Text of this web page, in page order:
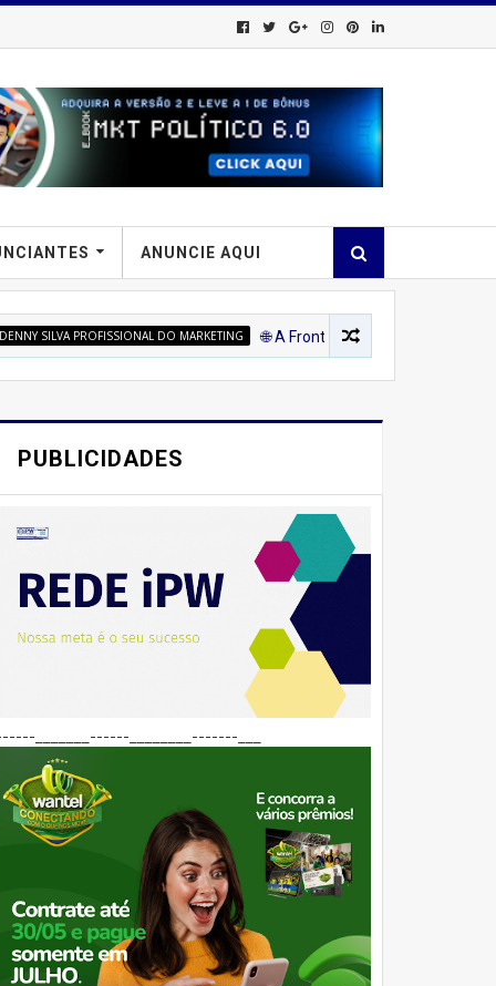
ANUNCIE AQUI
DO MARKETING 🌐 A Fronteira Final das Vendas: Como o
PUBLICIDADES
_______------________-------___